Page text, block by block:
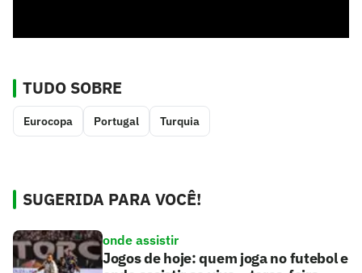
TUDO SOBRE
Eurocopa Portugal Turquia
SUGERIDA PARA VOCÊ!
onde assistir
Jogos de hoje: quem joga no futebol e